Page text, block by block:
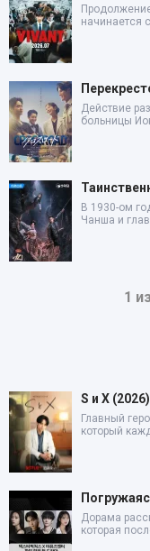
начинается
Действие
больницы
В 1930-ом
Чанша и
1
S и X (2026)
Главный
который
Дорама
которая